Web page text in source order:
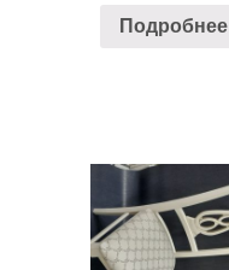
Подробнее